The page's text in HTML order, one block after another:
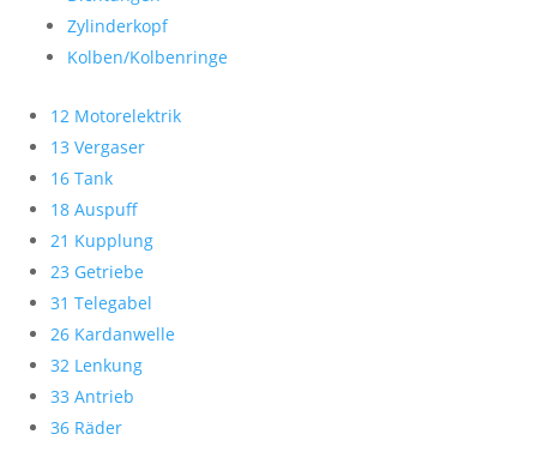
Zylinderkopf
Kolben/Kolbenringe
12 Motorelektrik
13 Vergaser
16 Tank
18 Auspuff
21 Kupplung
23 Getriebe
31 Telegabel
26 Kardanwelle
32 Lenkung
33 Antrieb
36 Räder